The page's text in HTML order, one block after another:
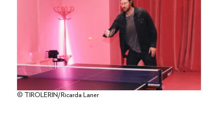
© TIROLERIN/Ricarda Laner